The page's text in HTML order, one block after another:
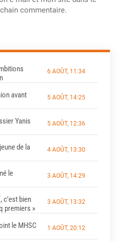
commentaire.
6 AOÛT, 11:34
avant
5 AOÛT, 14:25
Yanis
5 AOÛT, 12:36
de la
4 AOÛT, 13:30
le
3 AOÛT, 14:29
c’est bien
premiers »
3 AOÛT, 13:32
le MHSC
1 AOÛT, 20:12